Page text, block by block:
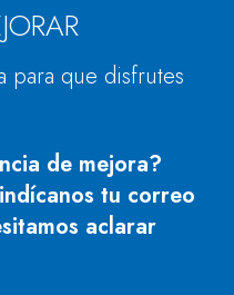
para que disfrutes
de mejora?
tu correo
aclarar